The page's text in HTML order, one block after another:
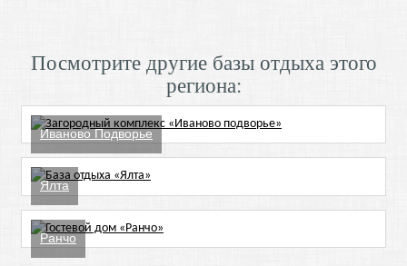
Посмотрите другие базы отдыха этого
региона:
Иваново Подворье
Ялта
Ранчо